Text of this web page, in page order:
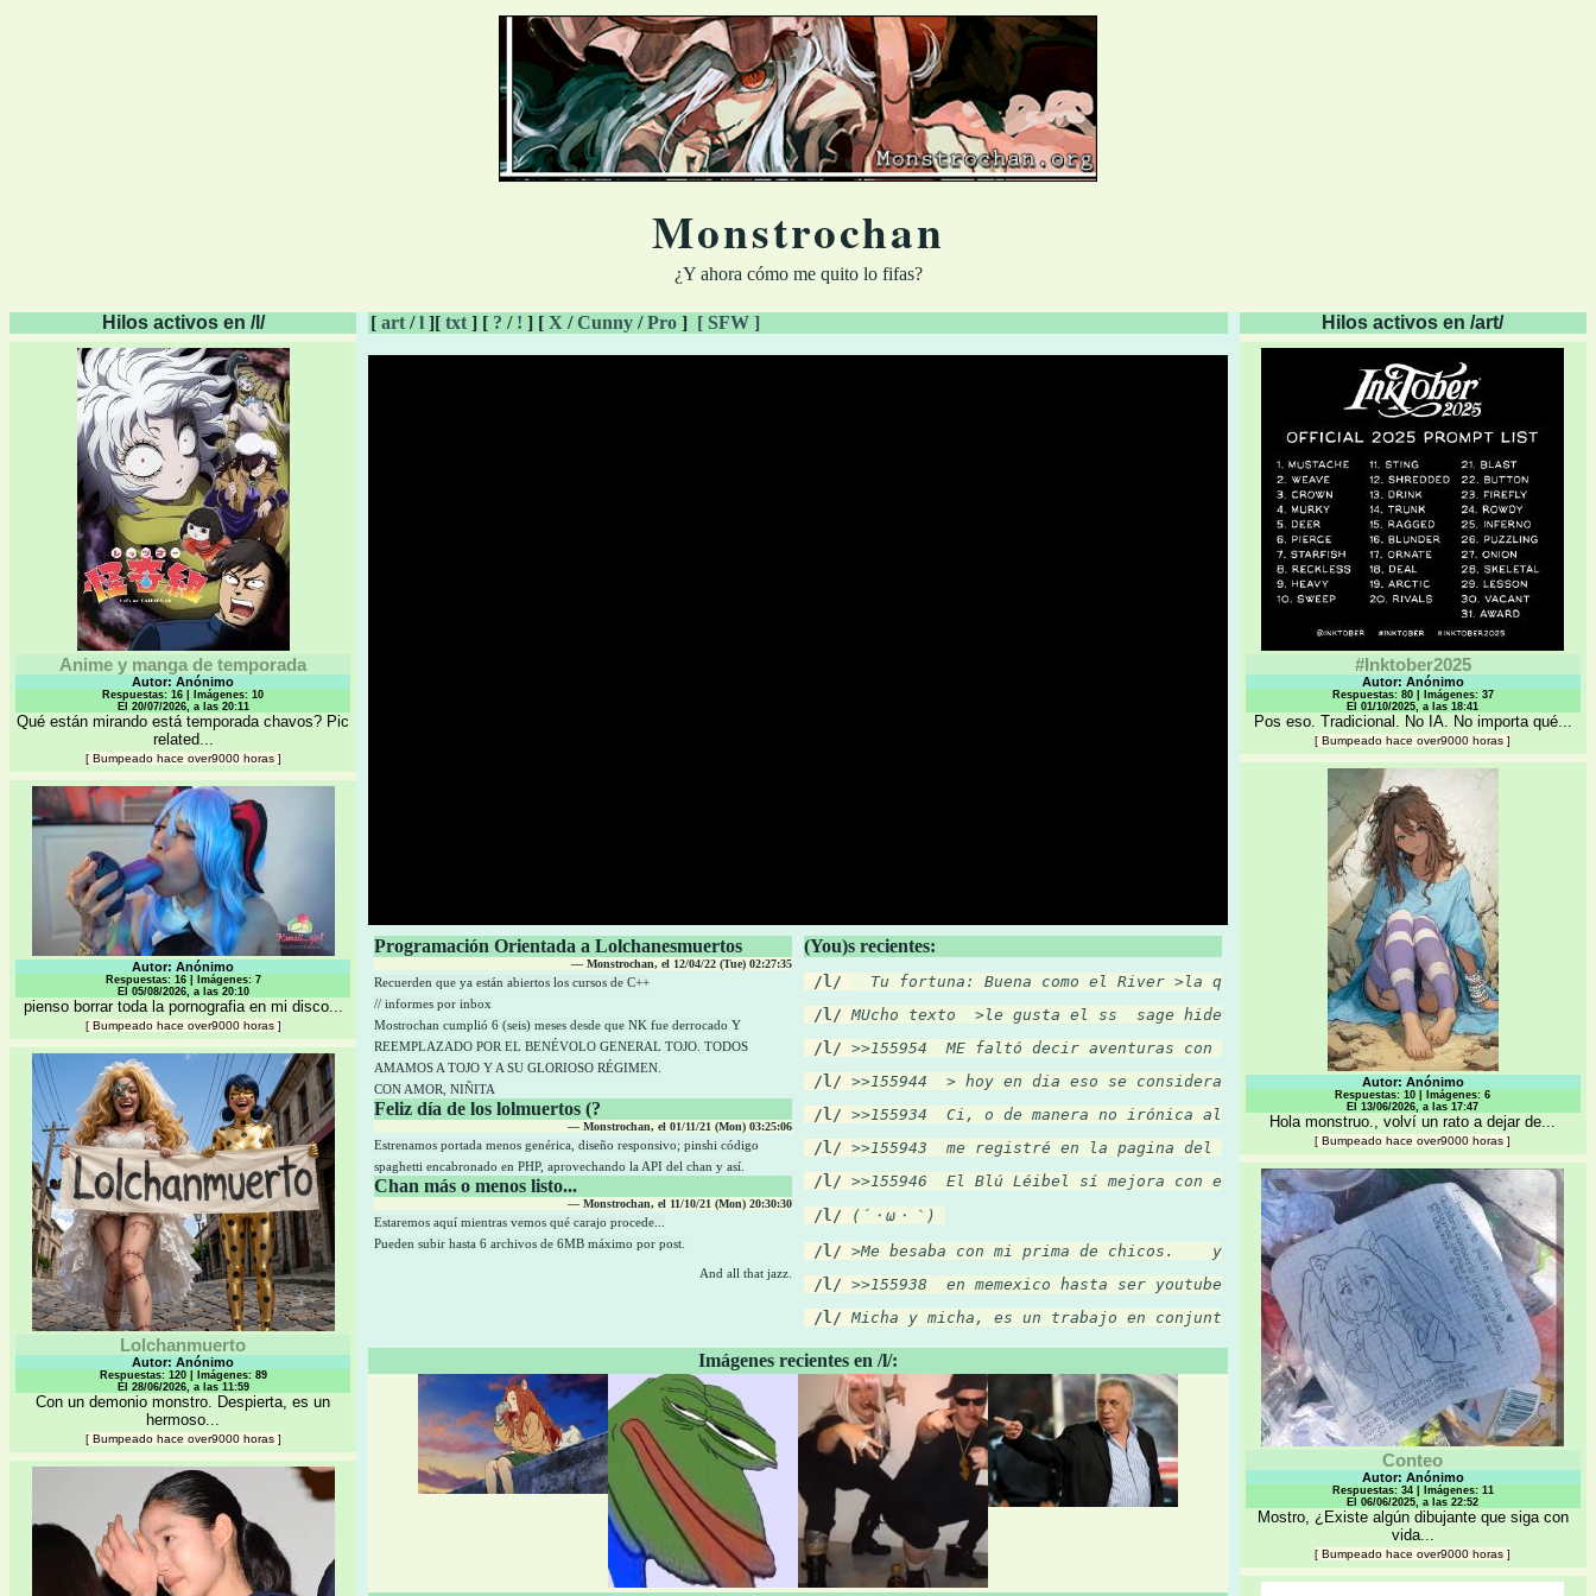
Monstrochan
¿Y ahora cómo me quito lo fifas?
Hilos activos en /l/
Anime y manga de temporada
Autor: Anónimo
Respuestas: 16 | Imágenes: 10
El 20/07/2026, a las 20:11
Qué están mirando está temporada chavos? Pic
related...
[ Bumpeado hace over9000 horas]
Autor: Anónimo
Respuestas: 16 | Imágenes: 7
El 05/08/2026, a las 20:10
pienso borrar toda la pornografia en mi disco...
[ Bumpeado hace over9000 horas]
Lolchanmuerto
Autor: Anónimo
Respuestas: 120 | Imágenes: 89
El 28/06/2026, a las 11:59
Con un demonio monstro. Despierta, es un
hermoso...
[ Bumpeado hace over9000 horas]
[art /l ][txt ] [ ?/ !] [ X/Cunny/Pro] [ SFW ]
Programación Orientada a Lolchanesmuertos
— Monstrochan, el 12/04/22 (Tue) 02:27:35
Recuerden que ya están abiertos los cursos de C++
// informes por inbox
Mostrochan cumplió 6 (seis) meses desde que NK fue derrocado Y
REEMPLAZADO POR EL BENÉVOLO GENERAL TOJO. TODOS
AMAMOS A TOJO Y A SU GLORIOSO RÉGIMEN.
CON AMOR, NIÑITA
Feliz día de los lolmuertos (?
— Monstrochan, el 01/11/21 (Mon) 03:25:06
Estrenamos portada menos genérica, diseño responsivo; pinshi código
spaghetti encabronado en PHP, aprovechando la API del chan y así.
Chan más o menos listo...
— Monstrochan, el 11/10/21 (Mon) 20:30:30
Estaremos aquí mientras vemos qué carajo procede...
Pueden subir hasta 6 archivos de 6MB máximo por post.
And all that jazz.
(You)s recientes:
/l/
Tu fortuna: Buena como el River >la que fuma mota es volatil mientr…
/l/ MUcho texto  >le gusta el ss  sage hide, ni lo borres ya exhudas subn…
/l/ >>155954  ME faltó decir aventuras con sus parejas. Sorpresivamente e…
/l/ >>155944  > hoy en dia eso se considera como una degeneracion e infid…
/l/ >>155934  Ci, o de manera no irónica algunos proponen que para que el…
/l/ >>155943  me registré en la pagina del claude, se ve que está chido p…
/l/ >>155946  El Blú Léibel sí mejora con el tiempo, chíngate esa novatil…
/l/
(´・ω・｀)
/l/ >Me besaba con mi prima de chicos.    yo me la garché a los 10 años b…
/l/ >>155938  en memexico hasta ser youtuber es un trabajo de alto riesgo…
/l/ Micha y micha, es un trabajo en conjunto.
Imágenes recientes en /l/:
Hilos activos en /art/
#Inktober2025
Autor: Anónimo
Respuestas: 80 | Imágenes: 37
El 01/10/2025, a las 18:41
Pos eso. Tradicional. No IA. No importa qué...
[Bumpeado hace over9000 horas ]
Autor: Anónimo
Respuestas: 10 | Imágenes: 6
El 13/06/2026, a las 17:47
Hola monstruo., volví un rato a dejar de...
[Bumpeado hace over9000 horas ]
Conteo
Autor: Anónimo
Respuestas: 34 | Imágenes: 11
El 06/06/2025, a las 22:52
Mostro, ¿Existe algún dibujante que siga con
vida...
[Bumpeado hace over9000 horas ]